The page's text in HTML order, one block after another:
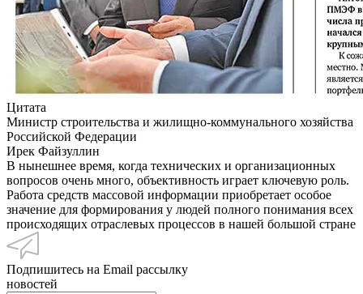
Цитата
Министр строительства и жилищно-коммунального хозяйства
Российской Федерации
Ирек Файзуллин
В нынешнее время, когда технических и организационных
вопросов очень много, объективность играет ключевую роль.
Работа средств массовой информации приобретает особое
значение для формирования у людей полного понимания всех
происходящих отраслевых процессов в нашей большой стране
Подпишитесь на Email рассылку
новостей